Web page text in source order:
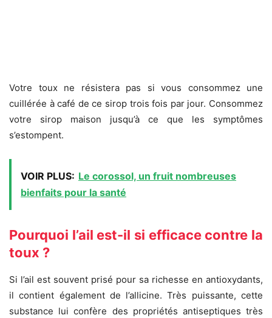
Votre toux ne résistera pas si vous consommez une
cuillérée à café de ce sirop trois fois par jour. Consommez
votre sirop maison jusqu’à ce que les symptômes
s’estompent.
VOIR PLUS: Le corossol, un fruit nombreuses
bienfaits pour la santé
Pourquoi l’ail est-il si efficace contre la
toux ?
Si l’ail est souvent prisé pour sa richesse en antioxydants,
il contient également de l’allicine. Très puissante, cette
substance lui confère des propriétés antiseptiques très